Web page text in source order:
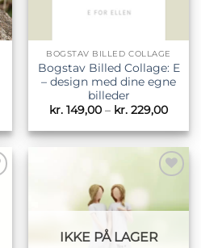
BOGSTAV BILLED COLLAGE
Bogstav Billed Collage: E
– design med dine egne
billeder
kr. 149,00 – kr. 229,00
til
kr.
Tilføj til
IKKE PÅ LAGER